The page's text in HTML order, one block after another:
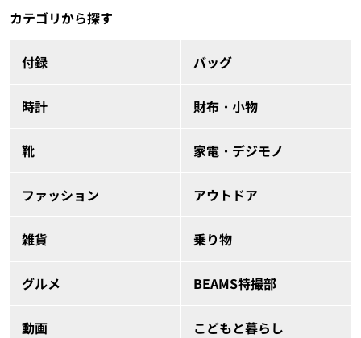
カテゴリから探す
付録 バッグ
時計 財布・小物
靴 家電・デジモノ
ファッション アウトドア
雑貨 乗り物
グルメ BEAMS特撮部
動画 こどもと暮らし